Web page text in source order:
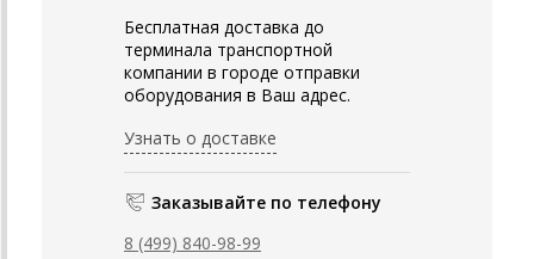
Бесплатная доставка до
терминала транспортной
компании в городе отправки
оборудования в Ваш адрес.
Узнать о доставке
Заказывайте по телефону
8 (499) 840-98-99